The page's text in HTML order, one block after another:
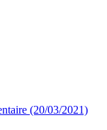
(20/03/2021)